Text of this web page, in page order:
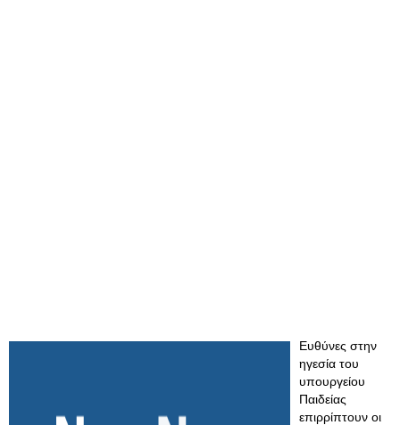
Ευθύνες στην
ηγεσία του
υπουργείου
Παιδείας
επιρρίπτουν οι